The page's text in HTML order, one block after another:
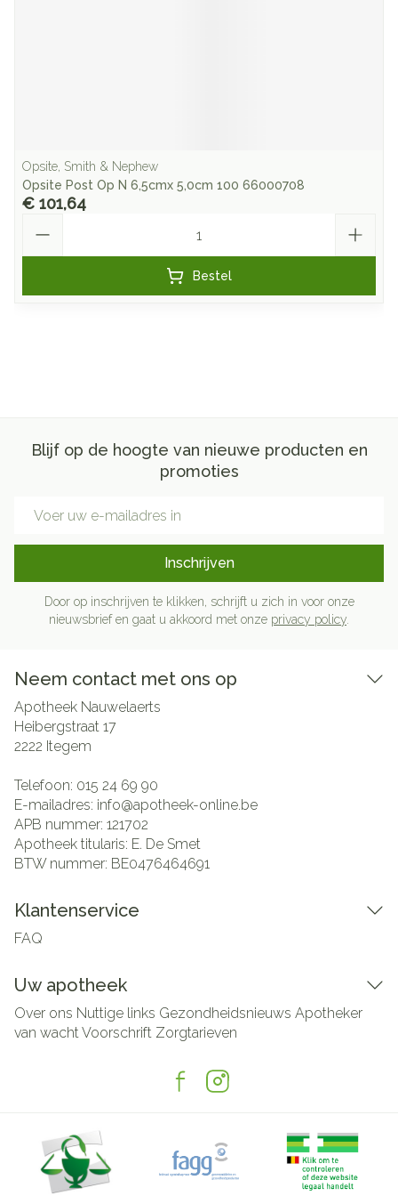
Opsite, Smith & Nephew
Opsite Post Op N 6,5cmx 5,0cm 100 66000708
€ 101,64
Bestel
Blijf op de hoogte van nieuwe producten en
promoties
Inschrijven
Door op inschrijven te klikken, schrijft u zich in voor onze
nieuwsbrief en gaat u akkoord met onze privacy policy
Neem contact met ons op
Apotheek Nauwelaerts
Heibergstraat 17
2222 Itegem
Telefoon: 015 24 69 90
E-mailadres: info@apotheek-online.be
APB nummer: 121702
Apotheek titularis: E. De Smet
BTW nummer: BE0476464691
Klantenservice
FAQ
Uw apotheek
Over ons Nuttige links Gezondheidsnieuws Apotheker
van wachtVoorschrift Zorgtarieven